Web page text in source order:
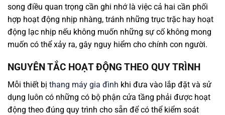
song điều quan trọng cần ghi nhớ là việc cả hai cần phối
hợp hoạt động nhịp nhàng, tránh những trục trặc hay hoạt
động lạc nhịp nếu không muốn những sự cố không mong
muốn có thể xảy ra, gây nguy hiểm cho chính con người.
NGUYÊN TẮC HOẠT ĐỘNG THEO QUY TRÌNH
Mỗi thiết bị thang máy gia đình khi đưa vào lắp đặt và sử
dụng luôn có những có bộ phận cửa tầng phải được hoạt
động theo đúng quy trình cho sẵn để có thể kiểm soát